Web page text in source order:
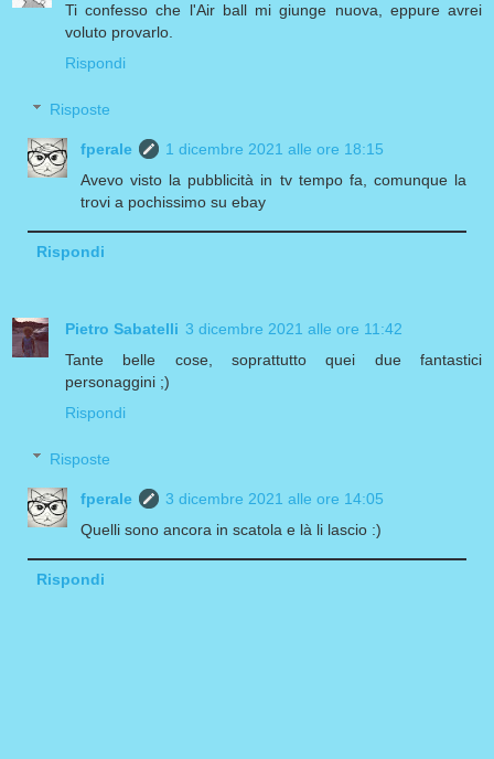
Ti confesso che l'Air ball mi giunge nuova, eppure avrei
voluto provarlo.
Rispondi
Risposte
fperale
1 dicembre 2021 alle ore 18:15
Avevo visto la pubblicità in tv tempo fa, comunque la
trovi a pochissimo su ebay
Rispondi
Pietro Sabatelli 3 dicembre 2021 alle ore 11:42
Tante belle cose, soprattutto quei due fantastici
personaggini ;)
Rispondi
Risposte
fperale
3 dicembre 2021 alle ore 14:05
Quelli sono ancora in scatola e là li lascio :)
Rispondi